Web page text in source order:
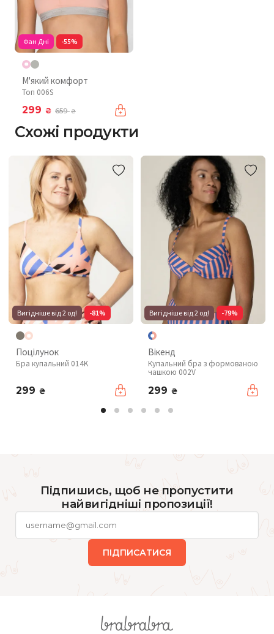
Фан Дні -55%
М'який комфорт
Топ 006S
299 ₴ 659₴
Схожі продукти
Вигідніше від 2 од! -81%
Поцілунок
Бра купальний 014K
299 ₴
Вигідніше від 2 од! -79%
Вікенд
Купальний бра з формованою
чашкою 002V
299 ₴
Підпишись, щоб не пропустити
найвигідніші пропозиції!
ПІДПИСАТИСЯ